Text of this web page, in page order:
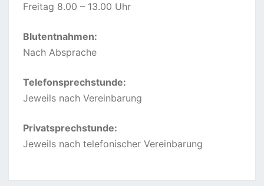
Freitag 8.00 – 13.00 Uhr
Blutentnahmen:
Nach Absprache
Telefonsprechstunde:
Jeweils nach Vereinbarung
Privatsprechstunde:
Jeweils nach telefonischer Vereinbarung